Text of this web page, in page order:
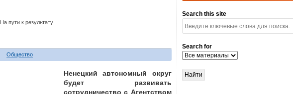
На пути к результату
Общество
Ненецкий автономный округ
будет развивать
сотрудничество с Агентством
Search this site
Search for